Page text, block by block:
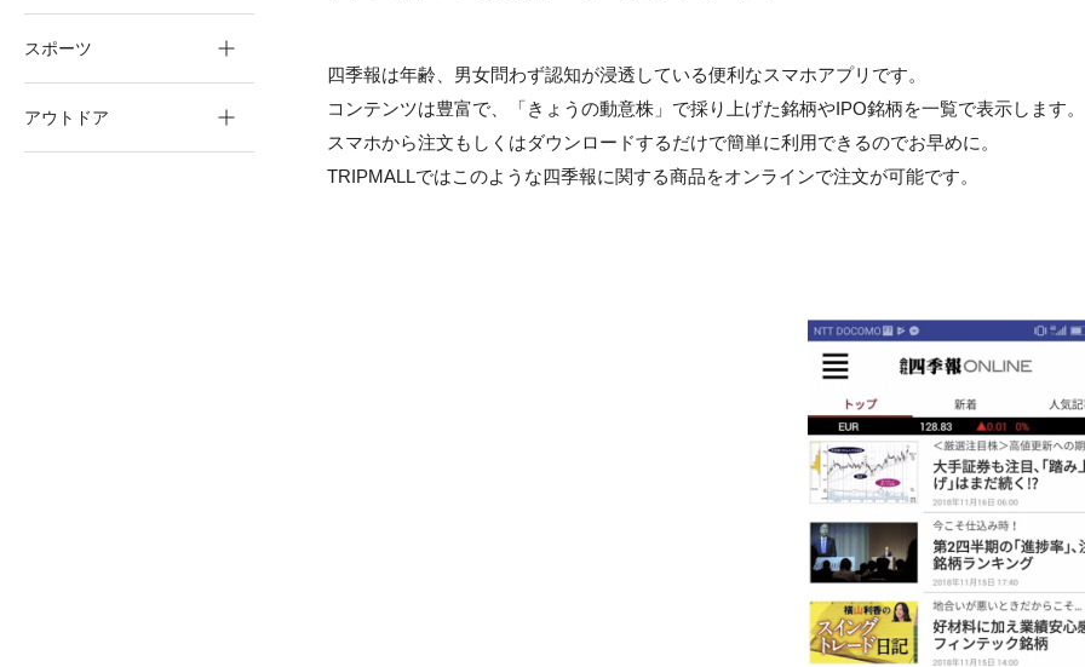
四季報は年齢、男女問わず認知が浸透している便利なスマホアプリです。
コンテンツは豊富で、「きょうの動意株」で採り上げた銘柄やIPO銘柄を一覧で表示します
スマホから注文もしくはダウンロードするだけで簡単に利用できるのでお早めに。
TRIPMALLではこのような四季報に関する商品をオンラインで注文が可能です。
スポーツ
アウトドア